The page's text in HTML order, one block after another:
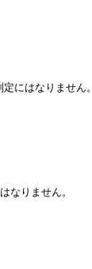
にはなりません。
なりません。